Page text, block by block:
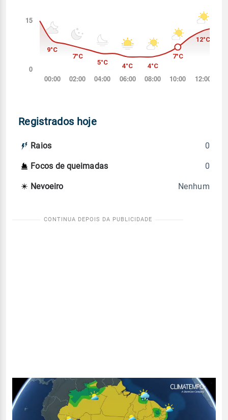
Registrados hoje
Raios 0
Focos de queimadas 0
Nevoeiro Nenhum